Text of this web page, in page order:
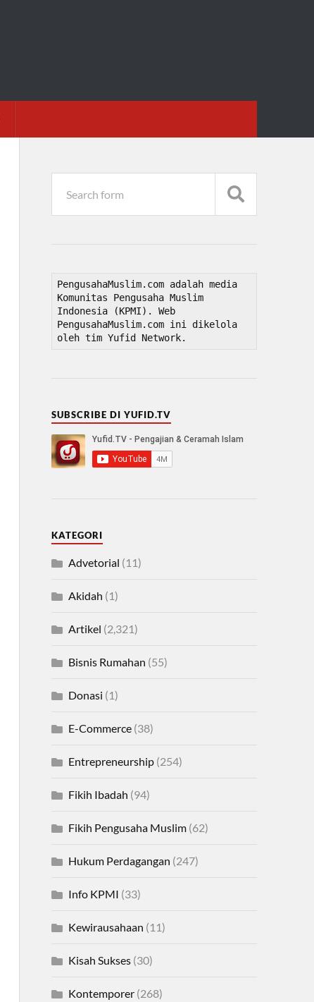
PengusahaMuslim.com adalah media
Komunitas Pengusaha Muslim
Indonesia (KPMI). Web
PengusahaMuslim.com ini dikelola
oleh tim Yufid Network.
SUBSCRIBE DI YUFID.TV
KATEGORI
Advetorial (11)
Akidah (1)
Artikel (2,321)
Bisnis Rumahan (55)
Donasi (1)
E-Commerce(38)
Entrepreneurship(254)
Fikih Ibadah (94)
Fikih Pengusaha Muslim(62)
Hukum Perdagangan (247)
Info KPMI (33)
Kewirausahaan (11)
Kisah Sukses(30)
Kontemporer(268)